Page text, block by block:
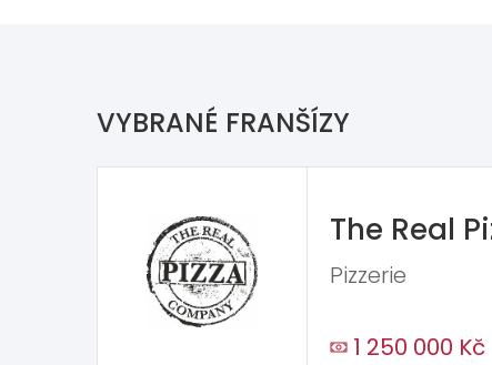
VYBRANÉ FRANŠÍZY
The Real
Pizzerie
1 250 000 Kč